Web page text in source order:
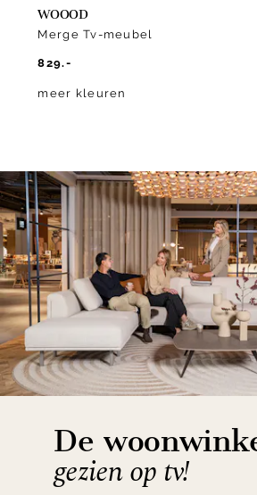
WOOOD
Merge Tv-meubel
829.-
meer kleuren
De
gezien op tv!